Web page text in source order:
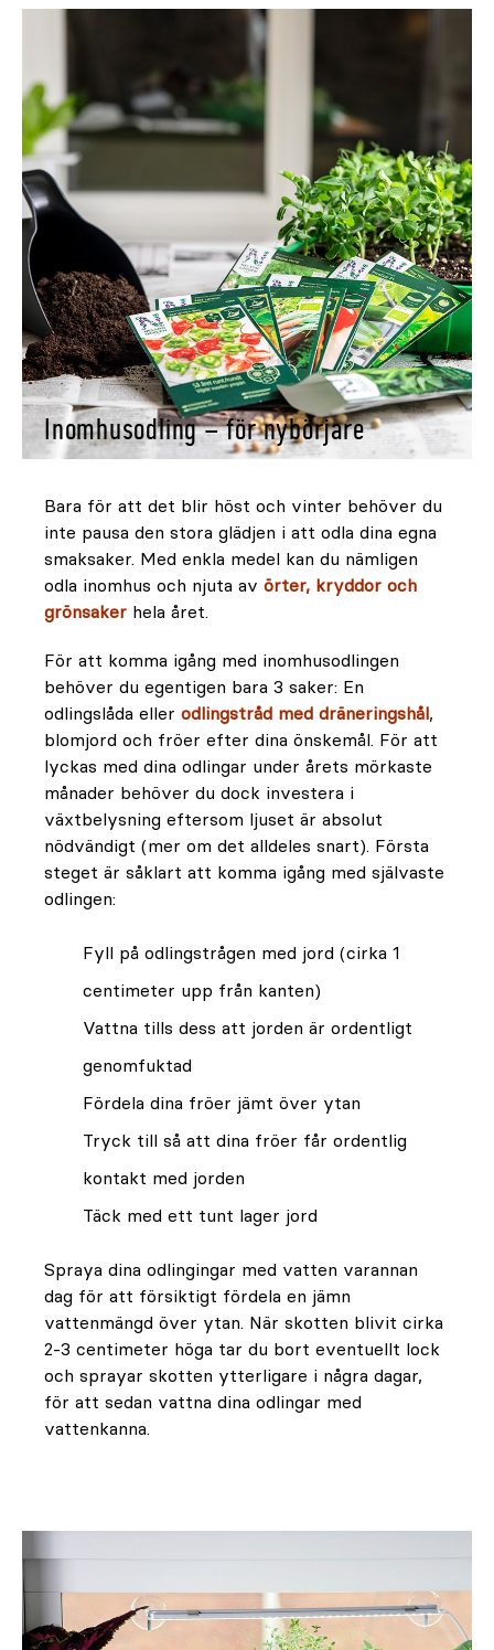
Inomhusodling – för nybörjare
Bara för att det blir höst och vinter behöver du
inte pausa den stora glädjen i att odla dina egna
smaksaker. Med enkla medel kan du nämligen
odla inomhus och njuta av örter, kryddor och
grönsaker hela året.
För att komma igång med inomhusodlingen
behöver du egentigen bara 3 saker: En
odlingslåda eller odlingstråd med dräneringshål,
blomjord och fröer efter dina önskemål. För att
lyckas med dina odlingar under årets mörkaste
månader behöver du dock investera i
växtbelysning eftersom ljuset är absolut
nödvändigt (mer om det alldeles snart). Första
steget är såklart att komma igång med självaste
odlingen:
Fyll på odlingstrågen med jord (cirka 1
centimeter upp från kanten)
Vattna tills dess att jorden är ordentligt
genomfuktad
Fördela dina fröer jämt över ytan
Tryck till så att dina fröer får ordentlig
kontakt med jorden
Täck med ett tunt lager jord
Spraya dina odlingingar med vatten varannan
dag för att försiktigt fördela en jämn
vattenmängd över ytan. När skotten blivit cirka
2-3 centimeter höga tar du bort eventuellt lock
och sprayar skotten ytterligare i några dagar,
för att sedan vattna dina odlingar med
vattenkanna.